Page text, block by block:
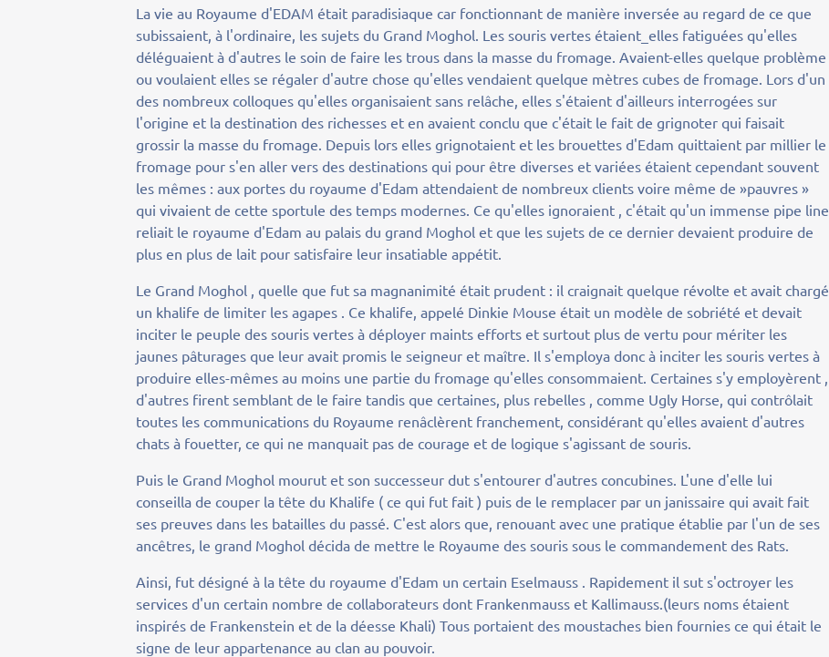
La vie au Royaume d'EDAM était paradisiaque car fonctionnant de manière inversée au regard de ce que
subissaient, à l'ordinaire, les sujets du Grand Moghol. Les souris vertes étaient_elles fatiguées qu'elles
déléguaient à d'autres le soin de faire les trous dans la masse du fromage. Avaient-elles quelque problème
ou voulaient elles se régaler d'autre chose qu'elles vendaient quelque mètres cubes de fromage. Lors d'un
des nombreux colloques qu'elles organisaient sans relâche, elles s'étaient d'ailleurs interrogées sur
l'origine et la destination des richesses et en avaient conclu que c'était le fait de grignoter qui faisait
grossir la masse du fromage. Depuis lors elles grignotaient et les brouettes d'Edam quittaient par millier le
fromage pour s'en aller vers des destinations qui pour être diverses et variées étaient cependant souvent
les mêmes : aux portes du royaume d'Edam attendaient de nombreux clients voire même de »pauvres »
qui vivaient de cette sportule des temps modernes. Ce qu'elles ignoraient , c'était qu'un immense pipe line
reliait le royaume d'Edam au palais du grand Moghol et que les sujets de ce dernier devaient produire de
plus en plus de lait pour satisfaire leur insatiable appétit.
Le Grand Moghol , quelle que fut sa magnanimité était prudent : il craignait quelque révolte et avait chargé
un khalife de limiter les agapes . Ce khalife, appelé Dinkie Mouse était un modèle de sobriété et devait
inciter le peuple des souris vertes à déployer maints efforts et surtout plus de vertu pour mériter les
jaunes pâturages que leur avait promis le seigneur et maître. Il s'employa donc à inciter les souris vertes à
produire elles-mêmes au moins une partie du fromage qu'elles consommaient. Certaines s'y employèrent ,
d'autres firent semblant de le faire tandis que certaines, plus rebelles , comme Ugly Horse, qui contrôlait
toutes les communications du Royaume renâclèrent franchement, considérant qu'elles avaient d'autres
chats à fouetter, ce qui ne manquait pas de courage et de logique s'agissant de souris.
Puis le Grand Moghol mourut et son successeur dut s'entourer d'autres concubines. L'une d'elle lui
conseilla de couper la tête du Khalife ( ce qui fut fait ) puis de le remplacer par un janissaire qui avait fait
ses preuves dans les batailles du passé. C'est alors que, renouant avec une pratique établie par l'un de ses
ancêtres, le grand Moghol décida de mettre le Royaume des souris sous le commandement des Rats.
Ainsi, fut désigné à la tête du royaume d'Edam un certain Eselmauss . Rapidement il sut s'octroyer les
services d'un certain nombre de collaborateurs dont Frankenmauss et Kallimauss.(leurs noms étaient
inspirés de Frankenstein et de la déesse Khali) Tous portaient des moustaches bien fournies ce qui était le
signe de leur appartenance au clan au pouvoir.